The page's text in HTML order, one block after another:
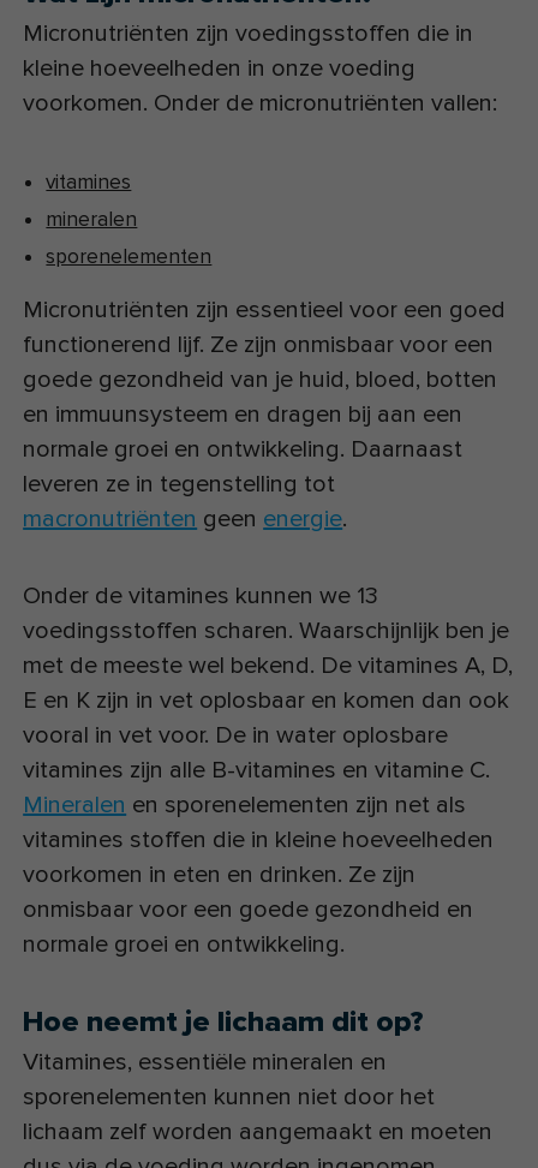
Micronutriënten zijn voedingsstoffen die in
kleine hoeveelheden in onze voeding
voorkomen. Onder de micronutriënten vallen:
vitamines
mineralen
sporenelementen
Micronutriënten zijn essentieel voor een goed
functionerend lijf. Ze zijn onmisbaar voor een
goede gezondheid van je huid, bloed, botten
en immuunsysteem en dragen bij aan een
normale groei en ontwikkeling. Daarnaast
leveren ze in tegenstelling tot
macronutriënten geen energie.
Onder de vitamines kunnen we 13
voedingsstoffen scharen. Waarschijnlijk ben je
met de meeste wel bekend. De vitamines A, D,
E en K zijn in vet oplosbaar en komen dan ook
vooral in vet voor. De in water oplosbare
vitamines zijn alle B-vitamines en vitamine C.
Mineralen en sporenelementen zijn net als
vitamines stoffen die in kleine hoeveelheden
voorkomen in eten en drinken. Ze zijn
onmisbaar voor een goede gezondheid en
normale groei en ontwikkeling.
Hoe neemt je lichaam dit op?
Vitamines, essentiële mineralen en
sporenelementen kunnen niet door het
lichaam zelf worden aangemaakt en moeten